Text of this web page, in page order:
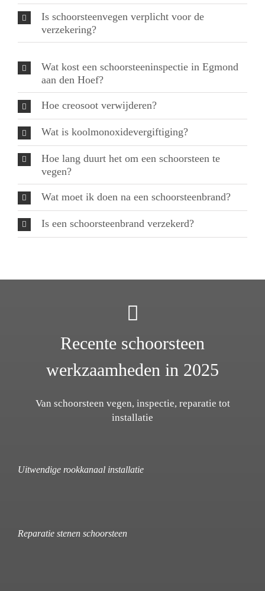
Is schoorsteenvegen verplicht voor de
verzekering?
Wat kost een schoorsteeninspectie in Egmond
aan den Hoef?
Hoe creosoot verwijderen?
Wat is koolmonoxidevergiftiging?
Hoe lang duurt het om een schoorsteen te
vegen?
Wat moet ik doen na een schoorsteenbrand?
Is een schoorsteenbrand verzekerd?
Recente schoorsteen
werkzaamheden in 2025
Van schoorsteen vegen, inspectie, reparatie tot
installatie
Uitwendige rookkanaal installatie
Reparatie stenen schoorsteen